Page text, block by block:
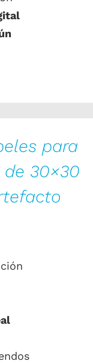
para
30×30